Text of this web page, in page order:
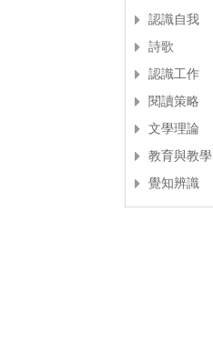
認識自我
詩歌
認識工作
閱讀策略
文學理論
教育與教學
覺知辨識